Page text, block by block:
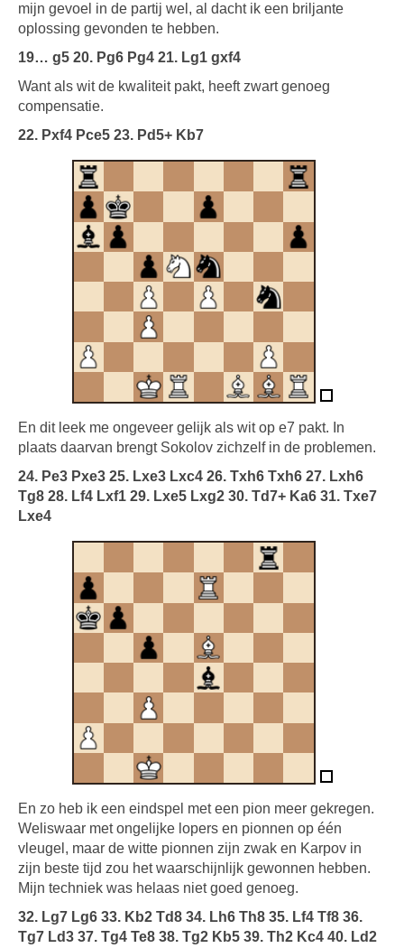
mijn gevoel in de partij wel, al dacht ik een briljante
oplossing gevonden te hebben.
19… g5 20. Pg6 Pg4 21. Lg1 gxf4
Want als wit de kwaliteit pakt, heeft zwart genoeg
compensatie.
22. Pxf4 Pce5 23. Pd5+ Kb7
En dit leek me ongeveer gelijk als wit op e7 pakt. In
plaats daarvan brengt Sokolov zichzelf in de problemen.
24. Pe3 Pxe3 25. Lxe3 Lxc4 26. Txh6 Txh6 27. Lxh6
Tg8 28. Lf4 Lxf1 29. Lxe5 Lxg2 30. Td7+ Ka6 31. Txe7
Lxe4
En zo heb ik een eindspel met een pion meer gekregen.
Weliswaar met ongelijke lopers en pionnen op één
vleugel, maar de witte pionnen zijn zwak en Karpov in
zijn beste tijd zou het waarschijnlijk gewonnen hebben.
Mijn techniek was helaas niet goed genoeg.
32. Lg7 Lg6 33. Kb2 Td8 34. Lh6 Th8 35. Lf4 Tf8 36.
Tg7 Ld3 37. Tg4 Te8 38. Tg2 Kb5 39. Th2 Kc4 40. Ld2